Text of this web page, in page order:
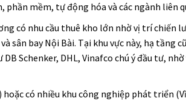
mềm, tự động hóa và các ngành liên
có nhu cầu thuê kho lớn nhờ vị trí chiến
sân bay Nội Bài. Tại khu vực này, hạ tầng
Schenker, DHL, Vinafco chú ý đầu tư,
có nhiều khu công nghiệp phát triển